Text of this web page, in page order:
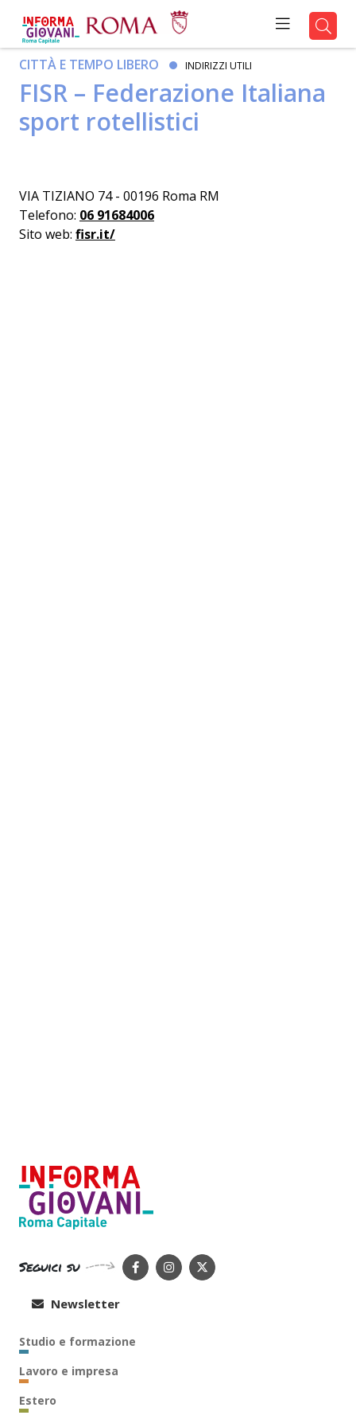
CITTÀ E TEMPO LIBERO INDIRIZZI UTILI
FISR – Federazione Italiana
sport rotellistici
VIA TIZIANO 74 - 00196 Roma RM
Telefono: 06 91684006
Sito web: fisr.it/
Seguici su
Newsletter
Studio e formazione
Lavoro e impresa
Estero